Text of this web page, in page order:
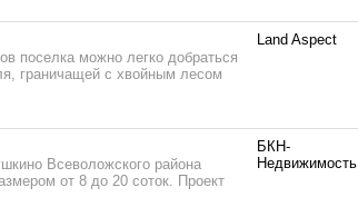
поселка можно легко добраться
граничащей с хвойным лесом
Land Aspect
Всеволожского района
от 8 до 20 соток. Проект
БКН-
Недвижимость